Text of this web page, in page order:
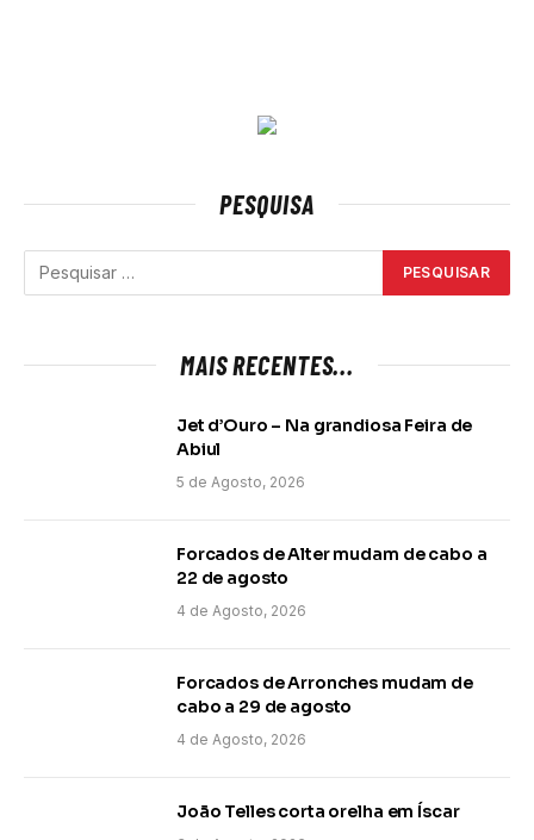
PESQUISA
MAIS RECENTES...
Jet d’Ouro – Na grandiosa Feira de
Abiul
5 de Agosto, 2026
Forcados de Alter mudam de cabo a
22 de agosto
4 de Agosto, 2026
Forcados de Arronches mudam de
cabo a 29 de agosto
4 de Agosto, 2026
João Telles corta orelha em Íscar